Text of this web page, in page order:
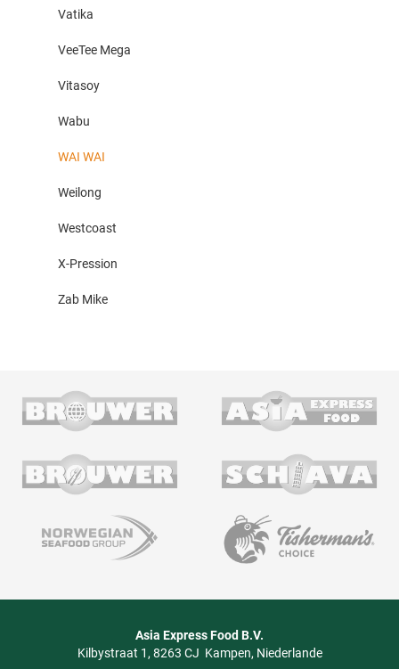
Vatika
VeeTee Mega
Vitasoy
Wabu
WAI WAI
Weilong
Westcoast
X-Pression
Zab Mike
Asia Express Food B.V.
Kilbystraat 1 8263 CJ Kampen Niederlande